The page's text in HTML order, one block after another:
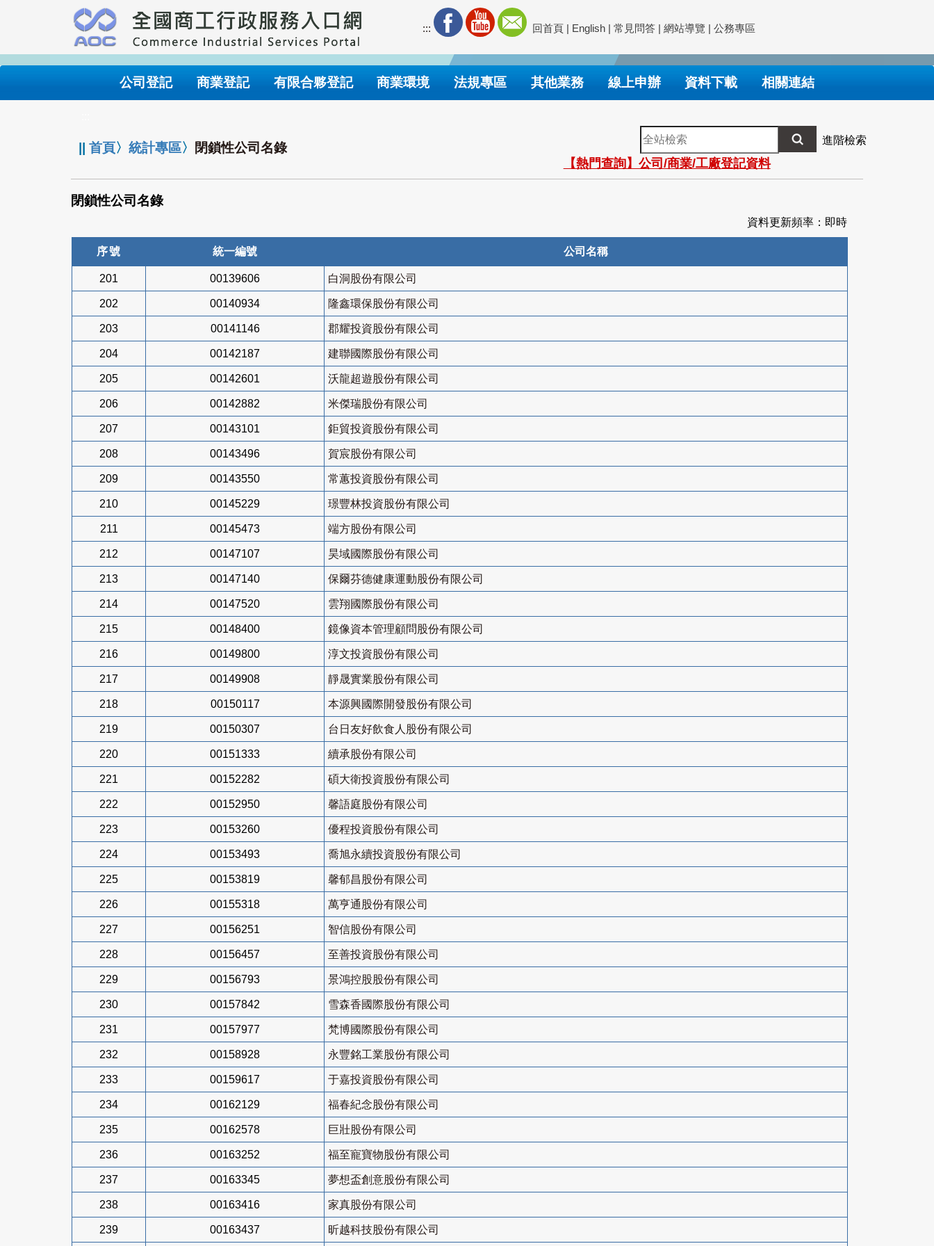
要
內
::: 回首頁 | English | 常見問答 | 網站導覽 | 公務專區
公司登記 商業登記 有限合夥登記 商業環境 法規專區 其他業務 線上申辦 資料下載 相關連結
||首頁〉統計專區〉 閉鎖性公司名錄
全
站
檢
索
進階檢索
【熱門查詢】公司/商業/工廠登記資料
閉鎖性公司名錄
資料更新頻率：即時
序號 統一編號 公司名稱
201 00139606 白洞股份有限公司
202 00140934 隆鑫環保股份有限公司
203 00141146 郡耀投資股份有限公司
204 00142187 建聯國際股份有限公司
205 00142601 沃龍超遊股份有限公司
206 00142882 米傑瑞股份有限公司
207 00143101 鉅貿投資股份有限公司
208 00143496 賀宸股份有限公司
209 00143550 常蕙投資股份有限公司
210 00145229 璟豐林投資股份有限公司
211 00145473 端方股份有限公司
212 00147107 昊域國際股份有限公司
213 00147140 保爾芬德健康運動股份有限公司
214 00147520 雲翔國際股份有限公司
215 00148400 鏡像資本管理顧問股份有限公司
216 00149800 淳文投資股份有限公司
217 00149908 靜晟實業股份有限公司
218 00150117 本源興國際開發股份有限公司
219 00150307 台日友好飲食人股份有限公司
220 00151333 續承股份有限公司
221 00152282 碩大衛投資股份有限公司
222 00152950 馨語庭股份有限公司
223 00153260 優程投資股份有限公司
224 00153493 喬旭永續投資股份有限公司
225 00153819 馨郁昌股份有限公司
226 00155318 萬亨通股份有限公司
227 00156251 智信股份有限公司
228 00156457 至善投資股份有限公司
229 00156793 景鴻控股股份有限公司
230 00157842 雪森香國際股份有限公司
231 00157977 梵博國際股份有限公司
232 00158928 永豐銘工業股份有限公司
233 00159617 于嘉投資股份有限公司
234 00162129 福春紀念股份有限公司
235 00162578 巨壯股份有限公司
236 00163252 福至寵寶物股份有限公司
237 00163345 夢想盃創意股份有限公司
238 00163416 家真股份有限公司
239 00163437 昕越科技股份有限公司